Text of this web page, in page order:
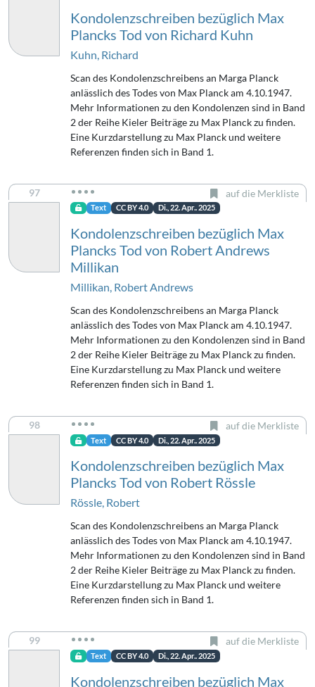
Kondolenzschreiben bezüglich Max
Plancks Tod von Richard Kuhn
Kuhn, Richard
Scan des Kondolenzschreibens an Marga Planck
anlässlich des Todes von Max Planck am 4.10.1947.
Mehr Informationen zu den Kondolenzen sind in Band
2 der Reihe Kieler Beiträge zu Max Planck zu finden.
Eine Kurzdarstellung zu Max Planck und weitere
Referenzen finden sich in Band 1.
97 auf die Merkliste
Text CC BY 4.0 Di., 22. Apr.. 2025
Kondolenzschreiben bezüglich Max
Plancks Tod von Robert Andrews
Millikan
Millikan, Robert Andrews
Scan des Kondolenzschreibens an Marga Planck
anlässlich des Todes von Max Planck am 4.10.1947.
Mehr Informationen zu den Kondolenzen sind in Band
2 der Reihe Kieler Beiträge zu Max Planck zu finden.
Eine Kurzdarstellung zu Max Planck und weitere
Referenzen finden sich in Band 1.
98 auf die Merkliste
Text CC BY 4.0 Di., 22. Apr.. 2025
Kondolenzschreiben bezüglich Max
Plancks Tod von Robert Rössle
Rössle, Robert
Scan des Kondolenzschreibens an Marga Planck
anlässlich des Todes von Max Planck am 4.10.1947.
Mehr Informationen zu den Kondolenzen sind in Band
2 der Reihe Kieler Beiträge zu Max Planck zu finden.
Eine Kurzdarstellung zu Max Planck und weitere
Referenzen finden sich in Band 1.
99 auf die Merkliste
Text CC BY 4.0 Di., 22. Apr.. 2025
Kondolenzschreiben bezüglich Max